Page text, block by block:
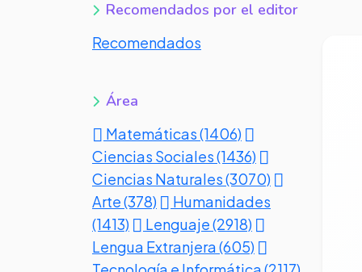
Recomendados por el editor
Recomendados
Área
Matemáticas (1406)
Ciencias Sociales (1436)
Ciencias Naturales (3070)
Arte (378)
Humanidades
(1413)
Lenguaje (2918)
Lengua Extranjera (605)